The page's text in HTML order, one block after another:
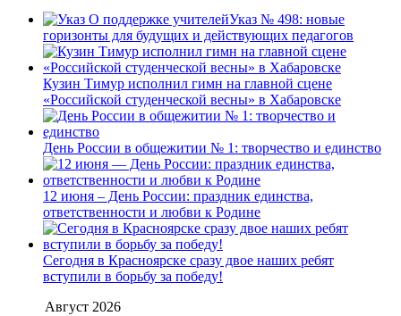
Указ № 498: новые
горизонты для будущих и действующих педагогов
Кузин Тимур исполнил гимн на главной сцене
«Российской студенческой весны» в Хабаровске
День России в общежитии № 1: творчество и единство
12 июня – День России: праздник единства,
ответственности и любви к Родине
Сегодня в Красноярске сразу двое наших ребят
вступили в борьбу за победу!
Август 2026